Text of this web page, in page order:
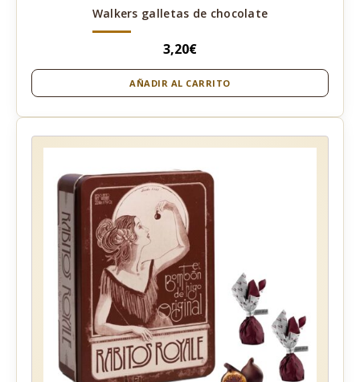
Walkers galletas de chocolate
3,20€
AÑADIR AL CARRITO